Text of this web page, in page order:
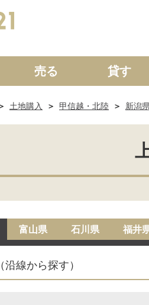
中古一戸建て マン
売る 貸す
土地購入 甲信越・北陸 新潟県
富山県 石川県 福井
（沿線から探す）